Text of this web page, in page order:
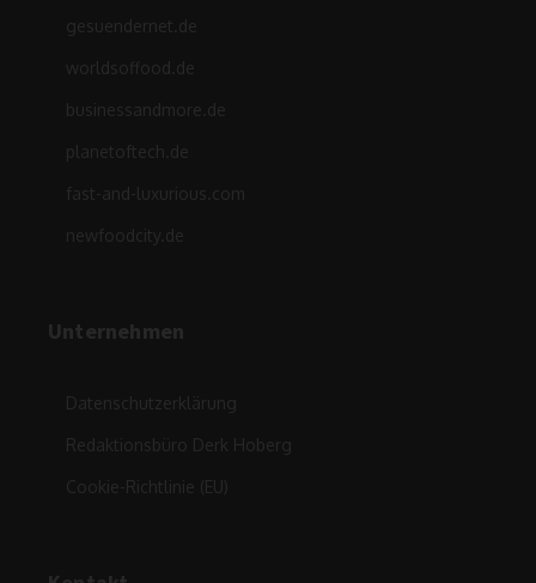
gesuendernet.de
worldsoffood.de
businessandmore.de
planetoftech.de
fast-and-luxurious.com
newfoodcity.de
Unternehmen
Datenschutzerklärung
Redaktionsbüro Derk Hoberg
Cookie-Richtlinie (EU)